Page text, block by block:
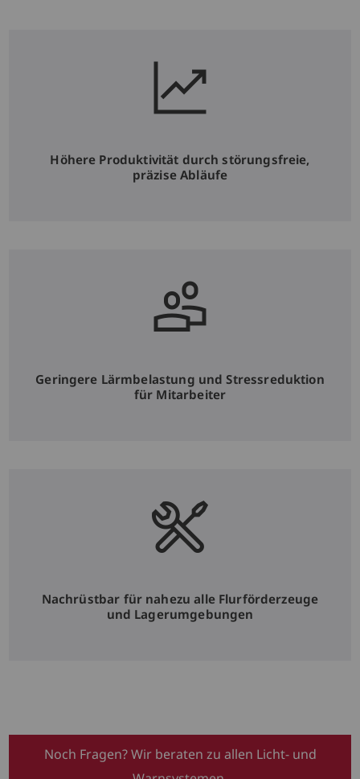
Höhere Produktivität durch störungsfreie,
präzise Abläufe
Geringere Lärmbelastung und Stressreduktion
für Mitarbeiter
Nachrüstbar für nahezu alle Flurförderzeuge
und Lagerumgebungen
Noch Fragen? Wir beraten zu allen Licht- und